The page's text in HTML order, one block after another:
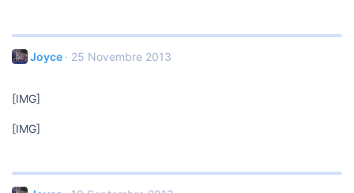
Joyce 25 Novembre 2013
[IMG]
[IMG]